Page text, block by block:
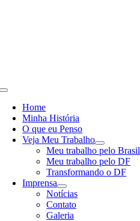
Toggle
NavigationHome
Minha História
O que eu Penso
Veja Meu Trabalho
Meu trabalho pelo Brasil
Meu trabalho pelo DF
Transformando o DF
Imprensa
Notícias
Contato
Galeria